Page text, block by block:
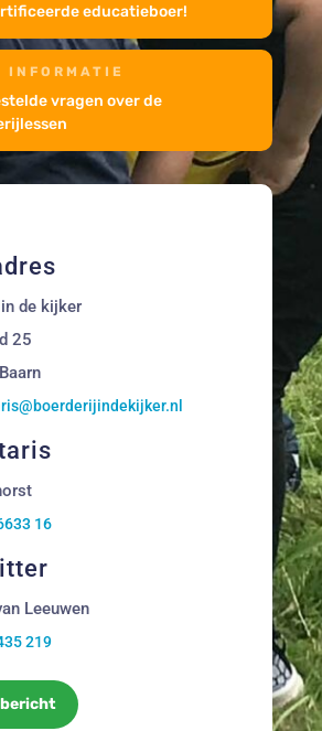
educatieboer!
INFORMATIE
vragen over de
de kijker
25
16
Leeuwen
219